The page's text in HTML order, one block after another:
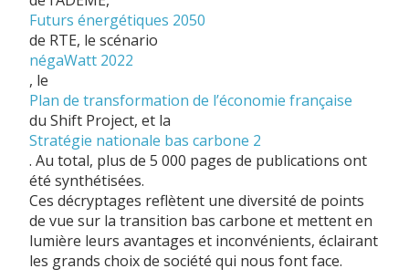
Futurs énergétiques 2050
de RTE, le scénario
négaWatt 2022
, le
Plan de transformation de l’économie française
du Shift Project, et la
Stratégie nationale bas carbone 2
. Au total, plus de 5 000 pages de publications ont
été synthétisées.
Ces décryptages reflètent une diversité de points
de vue sur la transition bas carbone et mettent en
lumière leurs avantages et inconvénients, éclairant
les grands choix de société qui nous font face.